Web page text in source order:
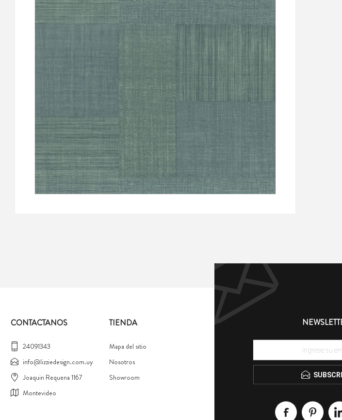
CONTACTANOS
24091343
info@lizziedesign.com.uy
Joaquin Requena 1167
Montevideo
TIENDA
Mapa del sitio
Nosotros
Showroom